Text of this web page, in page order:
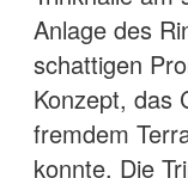
Anlage des
schattigen
Konzept, das
fremdem
konnte. Die